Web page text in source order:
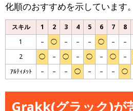
化順のおすすめを示しています。
スキル 1 2 3 4 5 6 7 8
1
– ◯ – – – ◯ – –
2
◯ – ◯ – ◯ – ◯ –
ｱﾙﾃｨﾒｯﾄ
– – – ◯ – – – ◯
Grakk(グラック)が